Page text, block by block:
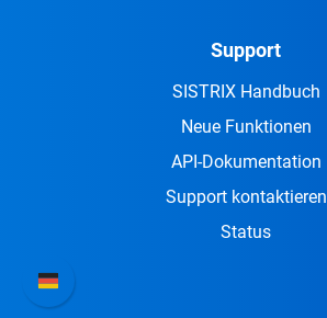
Support
SISTRIX Handbuch
Neue Funktionen
API-Dokumentation
Support kontaktieren
Status